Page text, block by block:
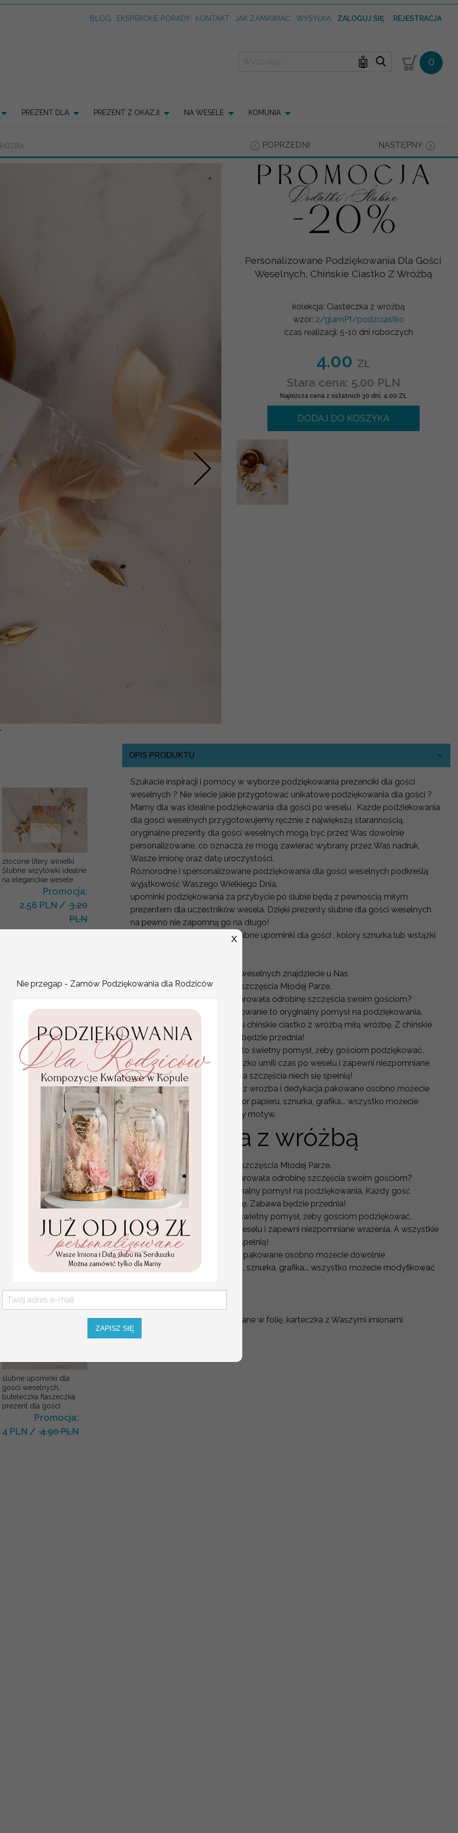
BLOG EKSPERCKIE PORADY KONTAKT JAK ZAMAWIAĆ WYSYŁKA ZALOGUJ SIĘ REJESTRACJA
🤖 0
PREZENT DLA PREZENT Z OKAZJI NA WESELE KOMUNIA
POPRZEDNI NASTĘPNY
Nastepne
Personalizowane Podziękowania Dla Gości
Weselnych, Chińskie Ciastko Z Wróżbą
kolekcja: Ciasteczka z wróżbą
wzór: 2/glamPt/podzciastko
czas realizacji: 5-10 dni roboczych
4.00 ZŁ
Stara cena: 5.00 PLN
Najniższa cena z ostatnich 30 dni: 4.00 ZŁ
DODAJ DO KOSZYKA
złocone litery winietki
Ślubne wizytówki idealne
na eleganckie wesele
Promocja:
2.56 PLN / 3.20
PLN
oryginalne
podziękowania dla gości
w formie smakowitej
podziękowania podarunki
personalizowany miodek
4.50 PLN
ślubne upominki dla
gości weselnych,
buteleczka flaszeczka
prezent dla gości
Promocja:
4 PLN /4.90 PLN
OPIS PRODUKTU
Szukacie inspiracji i pomocy w wyborze podziękowania prezenciki dla gości
weselnych ? Nie wiecie jakie przygotować unikatowe podziękowania dla gości ?
Mamy dla was idealne podziękowania dla gości po weselu . Każde podziekowania
dla gosci weselnych przygotowujemy ręcznie z największą starannością.
oryginalne prezenty dla gości weselnych mogą być przez Was dowolnie
personalizowane, co oznacza że mogą zawierać wybrany przez Was nadruk,
Wasze imionę oraz datę uroczystości.
Różnorodne i spersonalizowane podziękowania dla gości weselnych podkreślą
wyjątkowość Waszego Wielkiego Dnia.
upominki podziękowania za przybycie po ślubie będą z pewnością miłym
prezentem dla uczestników wesela. Dzięki prezenty ślubne dla gości weselnych
na pewno nie zapomną go na długo!
Cena dotyczy jednej sztuki ślubne upominki dla gości , kolory sznurka lub wstążki
Pomysł na prezent dla gości weselnych znajdziecie u Nas
W dniu ślubu wszyscy życzą szczęścia Młodej Parze.
A gdyby tak Młoda Para podarowała odrobinę szczęścia swoim gościom?
ciasteczko z wrożbą podziękowanie to oryginalny pomysł na podziękowania.
Każdy gość znajdzie w środku chińskie ciastko z wróżbą miłą wróżbę. Z chińskie
ciasteczko dla gości zabawa będzie przednia!
ciastko z wrozba i dedykacja to świetny pomysł, żeby gościom podziękować.
Jednocześnie chińskie ciasteczko umili czas po weselu i zapewni niezpomniane
wrażenia. A wszystkie życzenia szczęścia niech się spełnią!
Oczywiście każde ciasteczka z wrozba i dedykacja pakowane osobno możecie
dowolnie personalizować, kolor papieru, sznurka, grafika... wszystko możecie
modyfikować pod swój ślubny motyw.
Ciasteczka z wróżbą
W dniu ślubu wszyscy życzą szczęścia Młodej Parze.
A gdyby tak Młoda Para podarowała odrobinę szczęścia swoim gościom?
Ciasteczka z wróżbą to oryginalny pomysł na podziękowania. Każdy gość
znajdzie w środku miłą wróżbę. Zabawa będzie przednia!
Chińskie ciastko z wróżbą to świetny pomysł, żeby gościom podziękować.
Jednocześnie umili czas po weselu i zapewni niezpomniane wrażenia. A wszystkie
życzenia szczęścia niech się spełnią!
Oczywiście każde ciasteczko pakowane osobno możecie dowolnie
personalizować, kolor papieru, sznurka, grafika... wszystko możecie modyfikować
Podziękowania dla Gości
W cenie: ciasteczko zapakowane w folię, karteczka z Waszymi imionami
Nie przegap - Zamów Podziękowania dla Rodziców
ZAPISZ SIĘ
X